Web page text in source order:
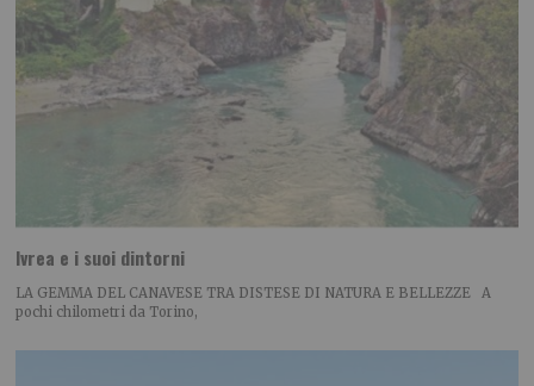
Ivrea e i suoi dintorni
LA GEMMA DEL CANAVESE TRA DISTESE DI NATURA E BELLEZZE A
pochi chilometri da Torino,